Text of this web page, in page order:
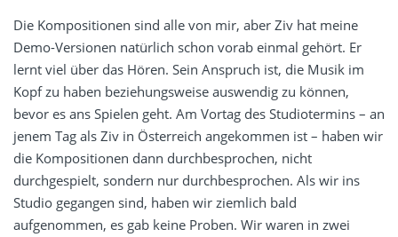
Die Kompositionen sind alle von mir, aber Ziv hat meine
Demo-Versionen natürlich schon vorab einmal gehört. Er
lernt viel über das Hören. Sein Anspruch ist, die Musik im
Kopf zu haben beziehungsweise auswendig zu können,
bevor es ans Spielen geht. Am Vortag des Studiotermins – an
jenem Tag als Ziv in Österreich angekommen ist – haben wir
die Kompositionen dann durchbesprochen, nicht
durchgespielt, sondern nur durchbesprochen. Als wir ins
Studio gegangen sind, haben wir ziemlich bald
aufgenommen, es gab keine Proben. Wir waren in zwei